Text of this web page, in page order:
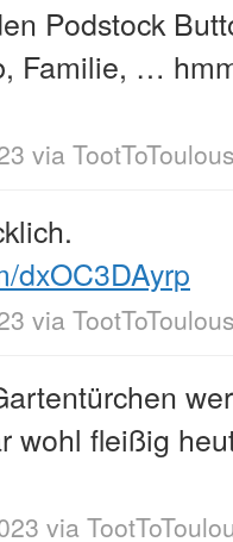
Podstock
Familie, …
via
dxOC3DAyrp
via
wohl fleißig
via